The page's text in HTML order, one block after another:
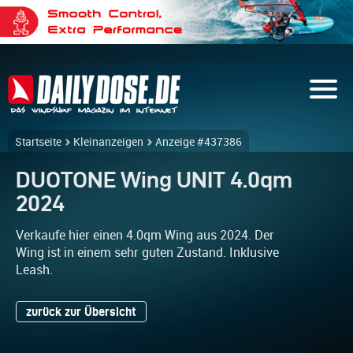
Startseite Kleinanzeigen Anzeige #437386
DUOTONE Wing UNIT 4.0qm
2024
Verkaufe hier einen 4.0qm Wing aus 2024. Der
Wing ist in einem sehr guten Zustand. Inklusive
Leash.
zurück zur Übersicht